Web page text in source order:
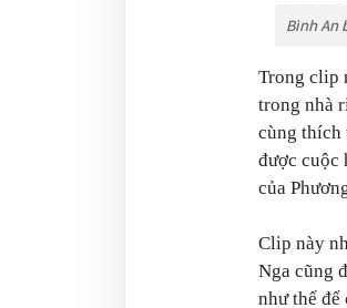
Bình An
Trong clip
trong nhà
cùng thích
được cuộc
của
Clip này
Nga cũng
như thế